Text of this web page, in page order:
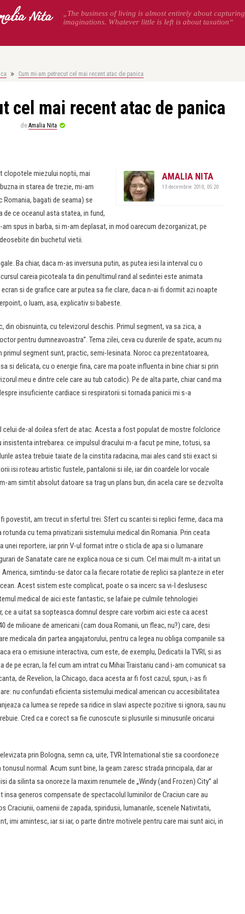
Nita
„The business of living is almost entirely about capturing
imaginations. Whatever little is left is about taxation“
Cum mi-am petrecut cel mai recent atac de panica
cel mai recent atac de panica
de Amalia Nita
AMALIA NITA
13 decembrie 2010, 05:20
clopotele miezului noptii, mai
in starea de trezie, mi-am
bagati de seama) se
de ce oceanul asta statea, in fund,
spus in barba, si m-am deplasat, in mod oarecum dezorganizat, pe
din buchetul vietii.
Ba chiar, daca m-as inversuna putin, as putea iesi la interval cu o
careia picoteala ta din penultimul rand al sedintei este animata
si de grafice care ar putea sa fie clare, daca n-ai fi dormit azi noapte
o luam, asa, explicativ si babeste.
din obisnuinta, cu televizorul deschis. Primul segment, va sa zica, a
pentru dumneavoastra”. Tema zilei, ceva cu durerile de spate, acum nu
segment sunt, practic, semi-lesinata. Noroc ca prezentatoarea,
si delicata, cu o energie fina, care ma poate influenta in bine chiar si prin
meu e dintre cele care au tub catodic). Pe de alta parte, chiar cand ma
insuficiente cardiace si respiratorii si tornada panicii mi s-a
celui de-al doilea sfert de atac. Acesta a fost populat de mostre folclorice
intrebarea: ce impulsul dracului m-a facut pe mine, totusi, sa
astea trebuie taiate de la cinstita radacina, mai ales cand stii exact si
isi roteau artistic fustele, pantalonii si iile, iar din coardele lor vocale
am simtit absolut datoare sa trag un plans bun, din acela care se dezvolta
povestit, am trecut in sfertul trei. Sfert cu scantei si replici ferme, daca ma
cu tema privatizarii sistemului medical din Romania. Prin ceata
reportere, iar prin V-ul format intre o sticla de apa si o lumanare
de Sanatate care ne explica noua ce si cum. Cel mai mult m-a iritat un
simtindu-se dator ca la fiecare rotatie de replici sa planteze in eter
Acest sistem este complicat, poate o sa incerc sa vi-l deslusesc
medical de aici este fantastic, se lafaie pe culmile tehnologiei
ce a uitat sa sopteasca domnul despre care vorbim aici este ca acest
de milioane de americani (cam doua Romanii, un fleac, nu?) care, desi
medicala din partea angajatorului, pentru ca legea nu obliga companiile sa
era o emisiune interactiva, cum este, de exemplu, Dedicatii la TVRI, si as
pe ecran, la fel cum am intrat cu Mihai Traistariu cand i-am comunicat sa
de Revelion, la Chicago, daca acesta ar fi fost cazul, spun, i-as fi
nu confundati eficienta sistemului medical american cu accesibilitatea
ca lumea se repede sa ridice in slavi aspecte pozitive si ignora, sau nu
Cred ca e corect sa fie cunoscute si plusurile si minusurile oricarui
prin Bologna, semn ca, uite, TVR International stie sa coordoneze
normal. Acum sunt bine, la geam zaresc strada principala, dar ar
da silinta sa onoreze la maxim renumele de „Windy (and Frozen) City” al
generos compensate de spectacolul luminilor de Craciun care au
Craciunii, oamenii de zapada, spiridusii, lumanarile, scenele Nativitatii,
imi amintesc, iar si iar, o parte dintre motivele pentru care mai sunt aici, in